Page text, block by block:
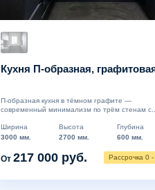
Кухня П-образная,
П-образная кухня в тёмном графите —
современный минимализм по трём стенам с...
Ширина
3000 мм.
Высота
2700 мм.
Глубина
600 мм.
От 217 000 руб. Рассрочка 0 -